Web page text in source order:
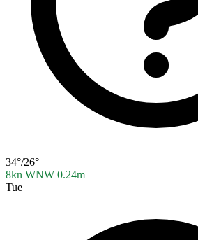
34°/26°
8kn WNW 0.24m
Tue